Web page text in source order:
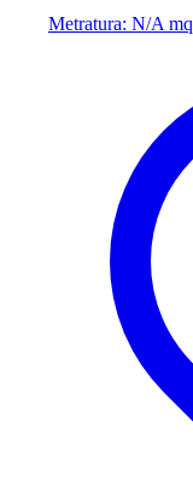
Metratura: N/A mq